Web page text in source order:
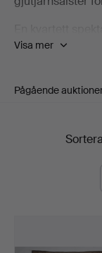
njuta av
bli.
Auktionen är
verkligen visar
smörask i
Visa mer
Pågående
SlutpriserSortera